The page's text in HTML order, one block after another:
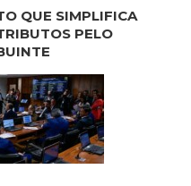
QUE SIMPLIFICA
PELO